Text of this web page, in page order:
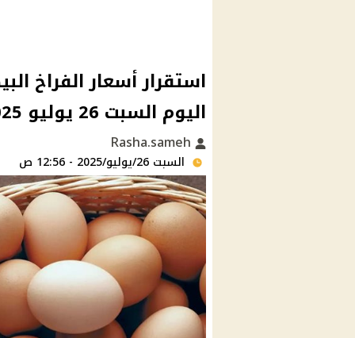
استقرار أسعار الفراخ
اليوم السبت 26 يوليو 2025
السبت 26/يوليو/2025 - 12:56 ص